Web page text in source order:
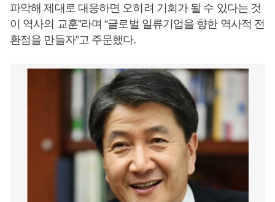
파악해 제대로 대응하면 오히려 기회가 될 수 있다는 것
이 역사의 교훈”라며 “글로벌 일류기업을 향한 역사적 전
환점을 만들자”고 주문했다.